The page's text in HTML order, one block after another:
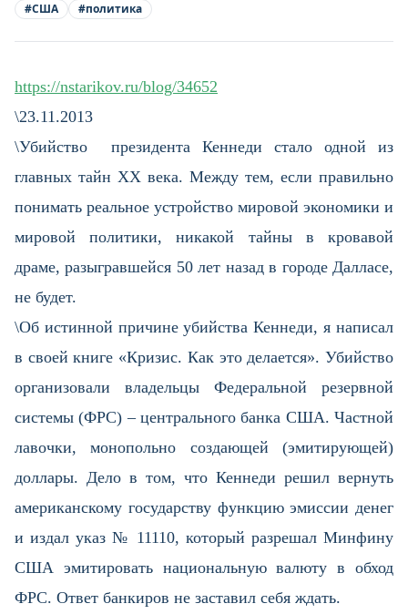
#США #политика
https://nstarikov.ru/blog/34652
\23.11.2013
\Убийство президента Кеннеди стало одной из
главных тайн ХХ века. Между тем, если правильно
понимать реальное устройство мировой экономики и
мировой политики, никакой тайны в кровавой
драме, разыгравшейся 50 лет назад в городе Далласе,
не будет.
\Об истинной причине убийства Кеннеди, я написал
в своей книге «Кризис. Как это делается». Убийство
организовали владельцы Федеральной резервной
системы (ФРС) – центрального банка США. Частной
лавочки, монопольно создающей (эмитирующей)
доллары. Дело в том, что Кеннеди решил вернуть
американскому государству функцию эмиссии денег
и издал указ № 11110, который разрешал Минфину
США эмитировать национальную валюту в обход
ФРС. Ответ банкиров не заставил себя ждать.